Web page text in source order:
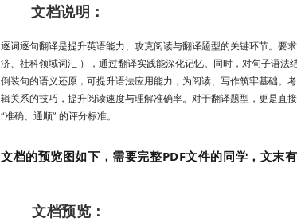
文档说明：
逐词逐句翻译是提升英语能力、攻克阅读与翻译题型的关键环节。 要
济、社科领域词汇 ），通过翻译实践能深化记忆。同时，对句子语
倒装句的语义还原，可提升语法应用能力，为阅读、写作筑牢基础。
辑关系的技巧，提升阅读速度与理解准确率。对于翻译题型，更是直
“准确、通顺” 的评分标准。
文档的预览图如下，需要完整PDF文件的同学，文末
文档预览：